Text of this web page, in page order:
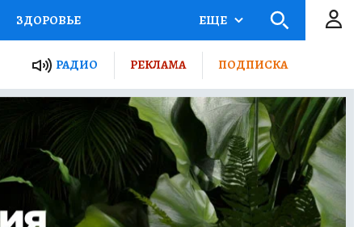
ЗДОРОВЬЕ
ПРОЕКТЫ РОССИИ
ПУТЕВОДИТЕЛЬ
ТУРИЗМ
ПОТРЕБИТЕЛЯ ВСЕ О КП
ЕЩЕ
РАДИО РЕКЛАМА ПОДПИСКА